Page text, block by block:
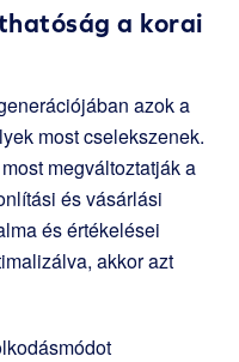
a korai
azok a
most cselekszenek.
megváltoztatják a
és vásárlási
és értékelései
akkor azt